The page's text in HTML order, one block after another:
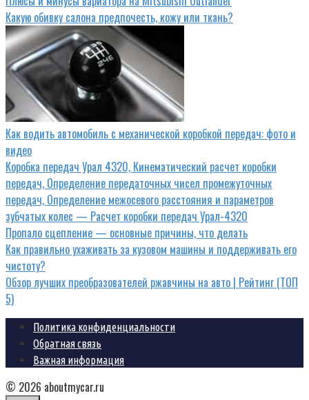
Какую обивку салона предпочесть, кожу или ткань?
Как водить автомобиль с механической коробкой передач: фото и
видео
Коробка передач Урал 4320, Кинематический расчет коробки
передач, Определение передаточных чисел промежуточных
передач, Определение межосевого расстояния и параметров
зубчатых колес — Расчет коробки передач Урал-4320
Пропало сцепление — основные причины, что делать
Как правильно ухаживать за кузовом машины и поддерживать его
чистоту?
Обзор лучших преобразователей ржавчины на авто | Рейтинг (ТОП
5)
Политика конфиденциальности
Обратная связь
Важная информация
© 2026 aboutmycar.ru